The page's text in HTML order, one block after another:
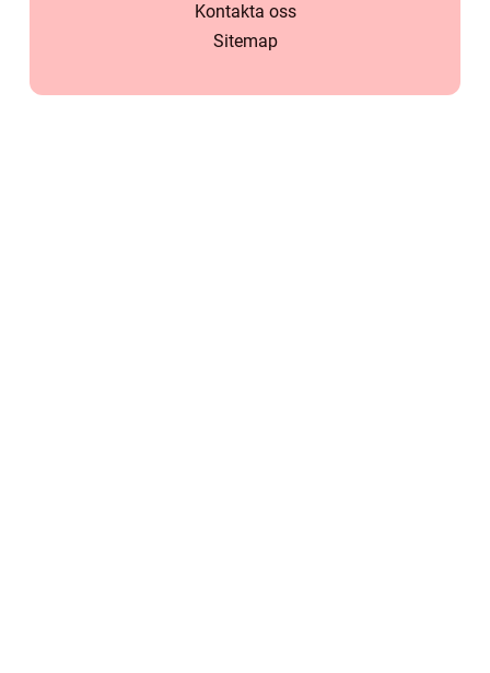
Kontakta oss
Sitemap